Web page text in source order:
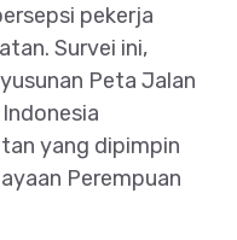
pekerja
Survei ini,
Peta Jalan
yang dipimpin
Perempuan